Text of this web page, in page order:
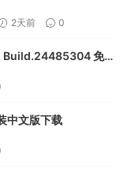
2天前 0
Build.24485304 免安
中文版下载